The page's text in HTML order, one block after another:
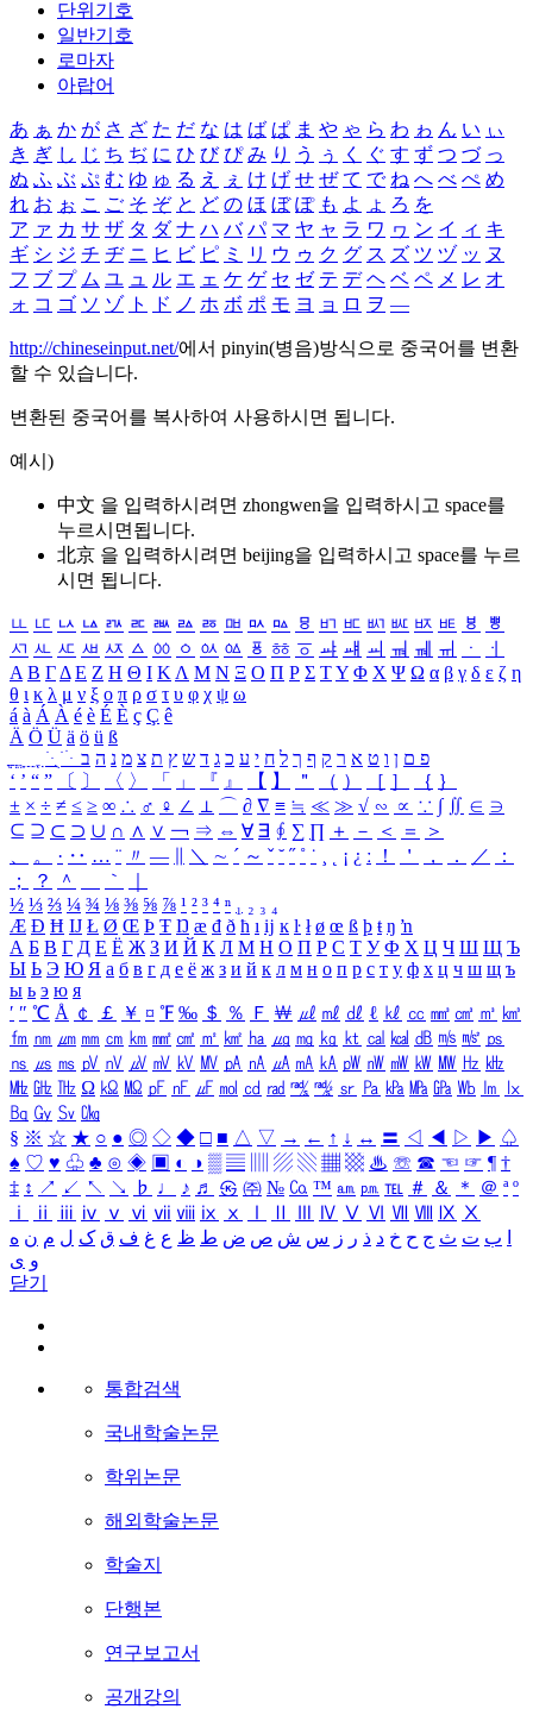
단위기호
일반기호
로마자
아랍어
あ ぁ か が さ ざ た だ な は ば ぱ ま や ゃ ら わ ゎ ん い ぃ
き ぎ し じ ち ぢ に ひ び ぴ み り う ぅ く ぐ す ず つ づ っ
ぬ ふ ぶ ぷ む ゆ ゅ る え ぇ け げ せ ぜ て で ね へ べ ぺ め
れ お ぉ こ ご そ ぞ と ど の ほ ぼ ぽ も よ ょ ろ を
ア ァ カ サ ザ タ ダ ナ ハ バ パ マ ヤ ャ ラ ワ ヮ ン イ ィ キ
ギ シ ジ チ ヂ ニ ヒ ビ ピ ミ リ ウ ゥ ク グ ス ズ ツ ヅ ッ ヌ
フ ブ プ ム ユ ュ ル エ ェ ケ ゲ セ ゼ テ デ ヘ ベ ペ メ レ オ
ォ コ ゴ ソ ゾ ト ド ノ ホ ボ ポ モ ヨ ョ ロ ヲ ―
http://chineseinput.net/에서 pinyin(병음)방식으로 중국어를 변환
할 수 있습니다.
변환된 중국어를 복사하여 사용하시면 됩니다.
예시)
中文 을 입력하시려면 zhongwen을 입력하시고 space를
누르시면됩니다.
北京 을 입력하시려면 beijing을 입력하시고 space를 누르
시면 됩니다.
ㅥ ㅦ ㅧ ㅨ ㅩ ㅪ ㅫ ㅬ ㅭ ㅮ ㅯ ㅰ ㅱ ㅲ ㅳ ㅴ ㅵ ㅶ ㅷ ㅸ
ㅹ
ㅺ ㅻ ㅼ ㅽ ㅾ ㅿ ㆀ ㆁ ㆂ ㆃ ㆄ ㆅ ㆆ ㆇ ㆈ ㆉ ㆊ ㆋ ㆌ ㆍ
ㆎ
Α Β ΓΔ Ε Ζ Η Θ Ι ΚΛ Μ Ν Ξ Ο Π Ρ Σ ΤΥ Φ Χ Ψ Ω α β γ δ ε ζ η
θ ι κ λ μ ν ξ ο π ρ σ τ υ φ χ ψ ω
á à Á À é è É È ç Ç ê
Ä Ö Ü ä ö ü ß
ִֶֹ ֻּ ׁׂ פ ם ן ו ט א ר ק ף ך ל ח י ע כ ג ד ש ץ ת צ מ נ ה ב
‘ ’ “ ” 〔 〕 〈 〉 「 」 『 』 【 】 ＂ （ ） ［ ］ ｛ ｝
± × ÷ ≠ ≤ ≥ ∞ ∴ ♂ ♀ ∠ ⊥ ⌒ ∂ ∇ ≡ ≒ ≪ ≫ √ ∽ ∝ ∵ ∫ ∬ ∈ ∋
⊆ ⊇ ⊂ ⊃ ∪ ∩ ∧ ∨ ￢ ⇒ ⇔ ∀ ∃ ∮ ∑ ∏ ＋ － ＜ ＝
＞
、
。 · ‥ … ¨ 〃 ― ＼ ∼ ´ ～ ˇ ˘ ˝ ˚ ˙ ¸ ¡ ¿ ː ！ ＇ ， ． ／
：
；
？ ＾ ｀
½ ⅓ ⅔ ¼ ¾ ⅛ ⅜ ⅝ ⅞ ¹ ² ³ ⁴ ⁿ ₁ ₂ ₃ ₄
Æ Ð Ħ Ĳ Ł Ø Œ Þ Ŧ Ŋ æ đ ð ħ ı ĳ ĸ ŀ ł ø œ ß þ ŧ ŋ ŉ
А Б В Г Д Е Ё Ж З И Й К Л М Н О П Р С Т У Ф Х Ц Ч Ш Щ Ъ
Ы Ь Э Ю Я а б в г д е ё ж з и й к л м н о п р с т у ф х ц ч ш щ ъ
ы ь э ю я
′ ″ ℃ Å ￠ ￡ ￥ ¤ ℉ ‰ ＄ ％ Ｆ ￦ ㎕ ㎖ ㎗ ℓ ㎘ ㏄ ㎣ ㎤ ㎥ ㎦
㎙ ㎚ ㎛ ㎜ ㎝ ㎞ ㎟ ㎠ ㎡ ㎢ ㏊ ㎍ ㎎ ㎏ ㏏ ㎈ ㎉ ㏈ ㎧ ㎨ ㎰
㎱ ㎲ ㎳ ㎴ ㎵ ㎶ ㎷ ㎸ ㎹ ㎀ ㎁ ㎂ ㎃ ㎄ ㎺ ㎻ ㎽ ㎾ ㎿ ㎐ ㎑
㎒ ㎓ ㎔ Ω ㏀ ㏁ ㎊ ㎋ ㎌ ㏖ ㏅ ㎭ ㎮ ㎯ ㏛ ㎩ ㎪ ㎫ ㎬ ㏝ ㏐
㏓
㏃ ㏉ ㏜ ㏆
§ ※ ☆ ★ ○ ● ◎ ◇ ◆ □ ■ △ ▽ → ← ↑ ↓ ↔ 〓 ◁ ◀ ▷ ▶ ♤
♠ ♡ ♥ ♧ ♣ ⊙ ◈ ▣ ◐ ◑ ▒ ▤ ▨ ▧ ▦ ▩ ♨ ☏ ☎ ☜ ☞ ¶ †
‡ ↕ ↗ ↙ ↖ ↘ ♭ ♩ ♪ ♬ ㉿ ㈜ № ㏇ ™ ㏂ ㏘ ℡ ＃ ＆ ＊ ＠ ª º
ⅰ
ⅱ ⅲ ⅳ ⅴ ⅵ ⅶ ⅷ ⅸ ⅹ Ⅳ Ⅴ Ⅵ Ⅶ Ⅷ Ⅸ Ⅹ
ب ت ث ج ح خ د ذ ر ز س ش ص ض ط ظ ع غ ف ق ک ل م ن ه
و ی
닫기
통합검색
국내학술논문
학위논문
해외학술논문
학술지
단행본
연구보고서
공개강의